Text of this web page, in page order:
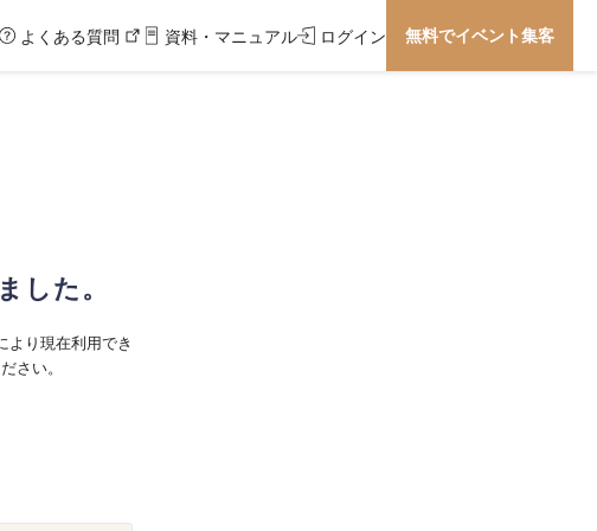
よくある質問 資料・マニュアル ログイン 無料でイベント集客
した。
より現在利用でき
さい。